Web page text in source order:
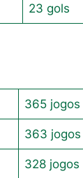
23 gols
365 jogos
363 jogos
328 jogos